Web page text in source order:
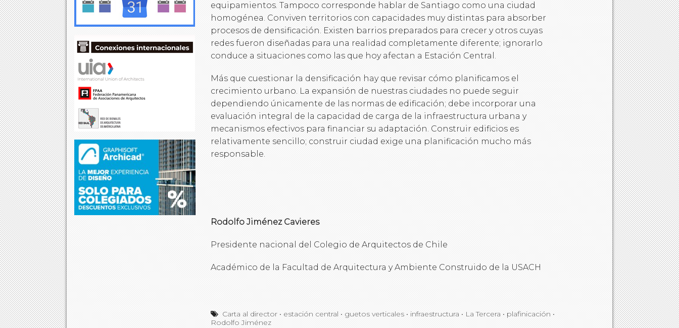
equipamientos. Tampoco corresponde hablar de Santiago como una ciudad
homogénea. Conviven territorios con capacidades muy distintas para absorber
procesos de densificación. Existen barrios preparados para crecer y otros cuyas
redes fueron diseñadas para una realidad completamente diferente; ignorarlo
conduce a situaciones como las que hoy afectan a Estación Central.
Más que cuestionar la densificación hay que revisar cómo planificamos el
crecimiento urbano. La expansión de nuestras ciudades no puede seguir
dependiendo únicamente de las normas de edificación; debe incorporar una
evaluación integral de la capacidad de carga de la infraestructura urbana y
mecanismos efectivos para financiar su adaptación. Construir edificios es
relativamente sencillo; construir ciudad exige una planificación mucho más
responsable.
Rodolfo Jiménez Cavieres
Presidente nacional del Colegio de Arquitectos de Chile
Académico de la Facultad de Arquitectura y Ambiente Construido de la USACH
Carta al director • estación central • guetos verticales • infraestructura • La Tercera • plafinicación •
Rodolfo Jiménez